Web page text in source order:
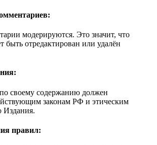
модерируются. Это значит, что
быть отредактирован или удалён
своему содержанию должен
законам РФ и этическим
Издания.
правил: